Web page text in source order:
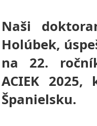
Naši
Holúbek,
na 22.
ACIEK
Španielsku.